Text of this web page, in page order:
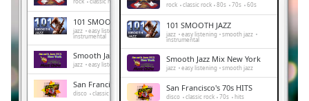
Playback
Chapters
Chapters
101 SMOOTH JAZZ
jazz easy listening smooth jazz
instrumental
Smooth Jazz Mix New York
jazz easy listening smooth jazz
San Francisco's 70s HITS
disco classic rock 70s hits
rock classic rock 80s 70s 60s
101 SMOOTH JAZZ
jazz easy listening smooth jazz
instrumental
Smooth Jazz Mix New York
jazz easy listening smooth jazz
San Francisco's 70s HITS
disco classic rock 70s hits